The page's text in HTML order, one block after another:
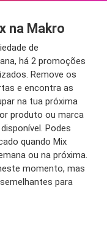
na Makro
de
há 2 promoções
Remove os
e encontra as
na tua próxima
produto ou marca
Podes
quando Mix
ou na próxima.
momento, mas
para